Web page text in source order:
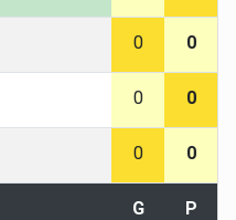
0 0
0 0
0 0
G P